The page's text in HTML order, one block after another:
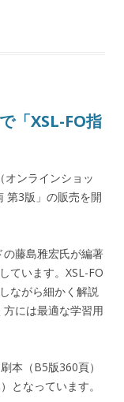
「XSL-FO指
ンラインショッ
第3版」の販売を開
の藤島雅宏氏が編著
ています。XSL-FO
ながら細かく解説
方には最適な学習用
本（B5版360頁）
となっています。